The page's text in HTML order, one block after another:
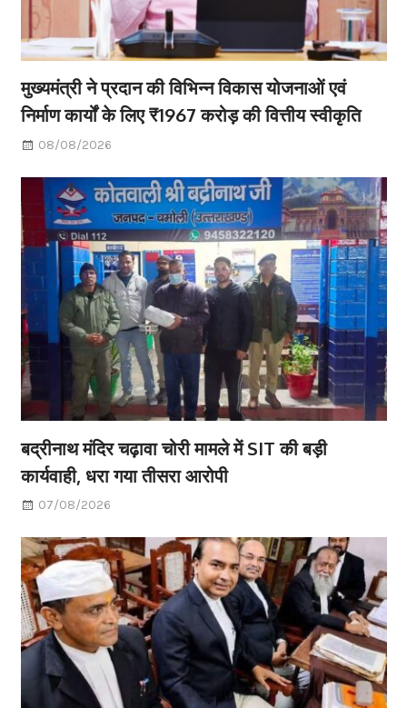
मुख्यमंत्री ने प्रदान की विभिन्न विकास योजनाओं एवं
निर्माण कार्यों के लिए ₹1967 करोड़ की वित्तीय स्वीकृति
08/08/2026
बद्रीनाथ मंदिर चढ़ावा चोरी मामले में SIT की बड़ी
कार्यवाही, धरा गया तीसरा आरोपी
07/08/2026